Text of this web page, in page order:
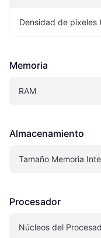
Densidad de píxeles
Memoria
RAM
Almacenamiento
Tamaño Memoria
Procesador
Núcleos del